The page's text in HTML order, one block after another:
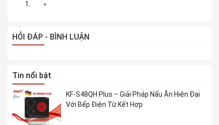
HỎI ĐÁP - BÌNH LUẬN
Tin nổi bật
KF-S48QH Plus – Giải Pháp Nấu Ăn Hiện Đại
Với Bếp Điện Từ Kết Hợp